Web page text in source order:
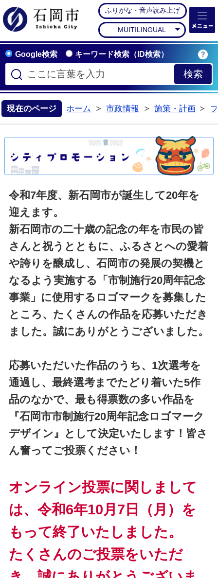
石岡市公式ホームペー
ふりがな・音声読み上げ
MUITILINGUAL
Google検索 キーワード検索（ID検索）
現在のページ ホーム 市政情報 施策・計画
令和7年度、新石岡市が誕生して20年を
迎えます。
新石岡市の二十歳の記念の年を市民の皆
さんと祝うとともに、ふるさとへの愛着
や誇りを醸成し、 石岡市の発展の契機と
なるよう実施する「市制施行20周年記念
事業」に使用するロゴマークを募集した
ところ、たくさんの作品を応募いただき
ました。誠にありがとうございました。
応募いただいた作品のうち、1次選考を
通過し、最終選考までたどり着いた5作
品のなかで、 最も得票数の多い作品を
『石岡市市制施行20周年記念ロゴマーク
デザイン』として決定いたします！皆さ
ん奮ってご投票ください！
オンライン投票に関しまして
は、令和6年10月7日（月）を
もって終了いたしました。
たくさんのご投票をいただ